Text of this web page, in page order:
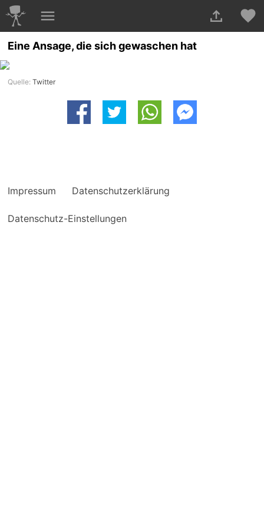
Eine Ansage, die sich gewaschen hat
Quelle:Twitter
Impressum Datenschutzerklärung
Datenschutz-Einstellungen